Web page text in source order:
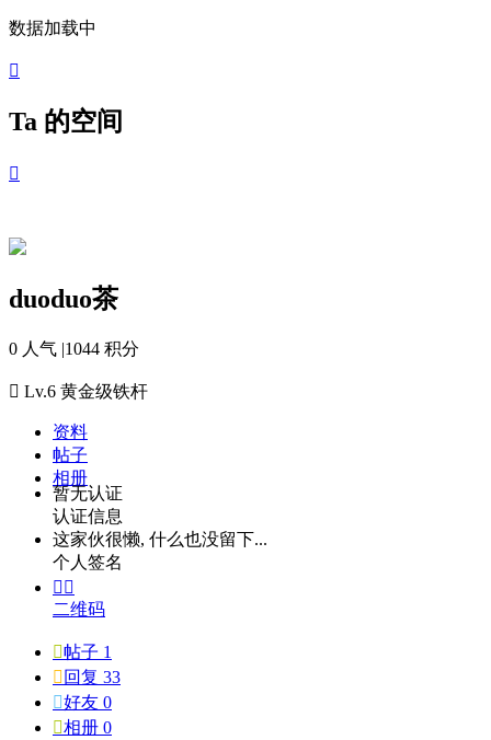
数据加载中

Ta 的空间

duoduo茶
0 人气 |1044 积分
 Lv.6 黄金级铁杆
资料
帖子
相册
暂无认证
认证信息
这家伙很懒, 什么也没留下...
个人签名
 
二维码
帖子 1
 回复 33
好友 0
相册 0